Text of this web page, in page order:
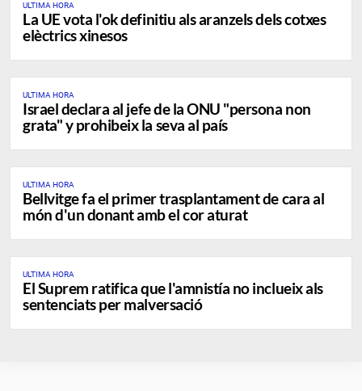
ULTIMA HORA
La UE vota l'ok definitiu als aranzels dels cotxes
elèctrics xinesos
ULTIMA HORA
Israel declara al jefe de la ONU "persona non
grata" y prohibeix la seva al país
ULTIMA HORA
Bellvitge fa el primer trasplantament de cara al
món d'un donant amb el cor aturat
ULTIMA HORA
El Suprem ratifica que l'amnistía no inclueix als
sentenciats per malversació